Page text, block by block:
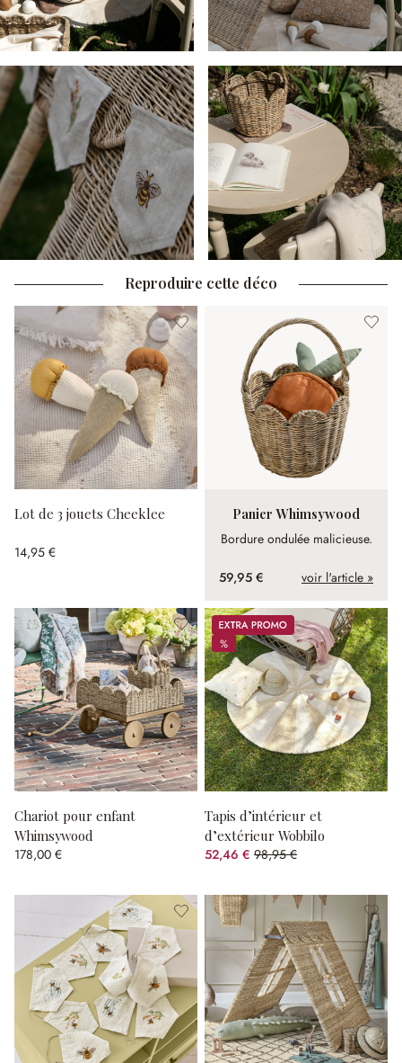
Reproduire cette déco
Lot de 3 jouets Cheeklee
14,95 €
Panier Whimsywood
Bordure ondulée malicieuse.
59,95 € voir l'article »
Chariot pour enfant
Whimsywood
178,00 €
Promos
%
%
Tapis d’intérieur et
d’extérieur Wobbilo
52,46 € 98,95 €
(46.98%spared)